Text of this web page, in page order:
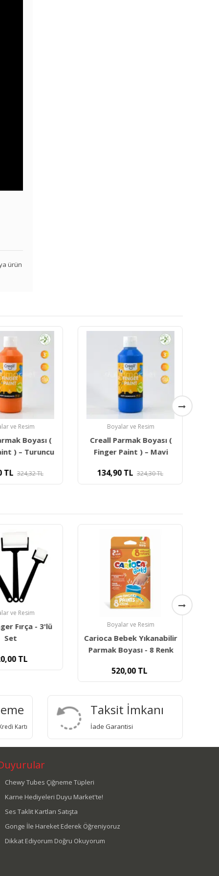
ürün
ve Resim
Boyası (
) – Turuncu
TL 324,32TL
Boyalar ve Resim
Creall Parmak Boyası (
Finger Paint ) – Mavi
134,90TL 324,30TL
ve Resim
Fırça - 3'lü
Set
TL
Boyalar ve Resim
Carioca Bebek Yıkanabilir
Parmak Boyası - 8 Renk
520,00TL
Kartı
Taksit İmkanı
İade Garantisi
Chewy Tubes Çiğneme Tüpleri
Karne Hediyeleri Duyu Market'te!
Ses Taklit Kartları Satışta
Gonge İle Hareket Ederek Öğreniyoruz
Dikkat Ediyorum Doğru Okuyorum